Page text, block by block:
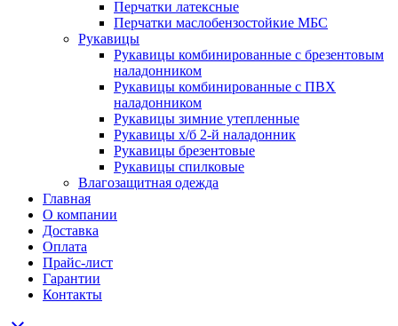
Перчатки латексные
Перчатки маслобензостойкие МБС
Рукавицы
Рукавицы комбинированные с брезентовым
наладонником
Рукавицы комбинированные с ПВХ
наладонником
Рукавицы зимние утепленные
Рукавицы х/б 2-й наладонник
Рукавицы брезентовые
Рукавицы спилковые
Влагозащитная одежда
Главная
О компании
Доставка
Оплата
Прайс-лист
Гарантии
Контакты